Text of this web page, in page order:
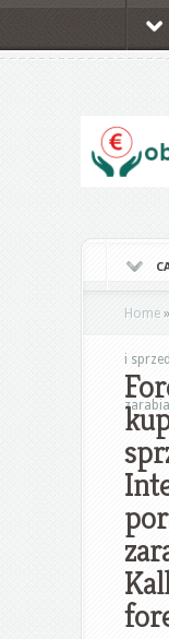
Home »
i